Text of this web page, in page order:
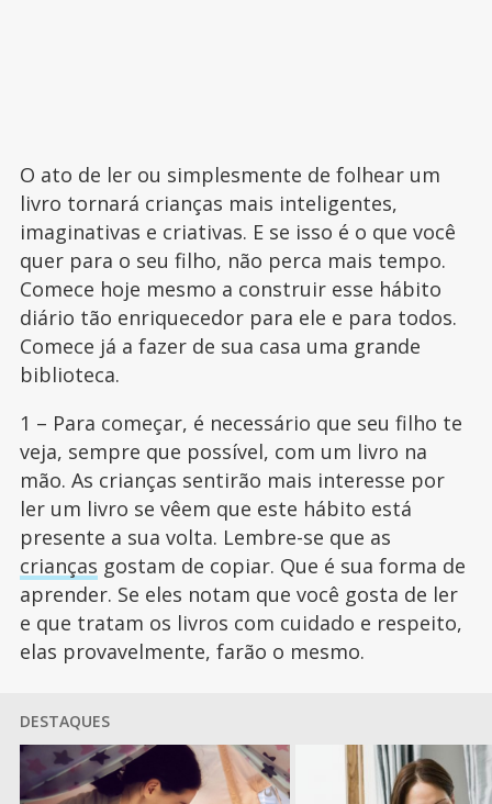
O ato de ler ou simplesmente de folhear um
livro tornará crianças mais inteligentes,
imaginativas e criativas. E se isso é o que você
quer para o seu filho, não perca mais tempo.
Comece hoje mesmo a construir esse hábito
diário tão enriquecedor para ele e para todos.
Comece já a fazer de sua casa uma grande
biblioteca.
1 – Para começar, é necessário que seu filho te
veja, sempre que possível, com um livro na
mão. As crianças sentirão mais interesse por
ler um livro se vêem que este hábito está
presente a sua volta. Lembre-se que as
crianças gostam de copiar. Que é sua forma de
aprender. Se eles notam que você gosta de ler
e que tratam os livros com cuidado e respeito,
elas provavelmente, farão o mesmo.
DESTAQUES